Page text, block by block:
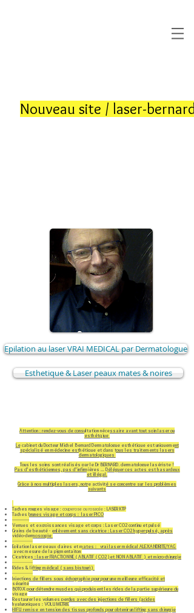
Nouveau site / laser-
Epilation au laser VRAI MEDICAL par Dermatologue
Esthetique & Laser peaux mates & noires
Attention : rendez-vous de consultation nécessaire avant tout soin laser ou
esthétqiue
Le cabinet du Docteur Michel Bernard Dermatologue esthétique est uniquement
spécialisé en médecine esthétique et dans tous les traitements lasers
dermatologiques
Tous les soins sont réalisés par le Dr BERNARD, dermatologue lasériste !
Pas d'esthéticiennes, pas d'infirmières ... Déléguer ces actes est hasardeux
et illégal.
Grâce à nos multiples lasers, notre activité se concentre sur les problèmes
suivants
Taches rouges visage : couperose ou rosacée : LASER KTP
Taches brunes visage et corps : laser PICO
--------------​
Verrues et excroissances visage et corps : Laser CO2 continu et pulsé
Grains de beauté - enlèvement sans cicatrice : Laser CO2 hyper-pulsé, après
vidéo-dermoscopie
-----------------
Epilation laser peaux claires et mates : vrai laser médical ALEXANDRITE/YAG
avec mesure de la pigmentaiton
Cicatrices : laser FRACTIONNE ( ABLATIF ( CO2 )et NON ABLATIF ) et micro-chirurgie
-----------------
Rides & lifting médical ( sans bistouri )
-----------------
Injections de fillers sous échographie pour pour une meilleure efficacité et
sécurité
B0T0X pour détendre muscles qui produisent les rides de la partie supérieure du
visage
Restaurer les volumes perdus avec des injections de fillers (acides
hyaluroniques​ : VOLUMETRIE
HIFU remise en tension des tissus profonds pour obtenir un lifting sans chirurgie